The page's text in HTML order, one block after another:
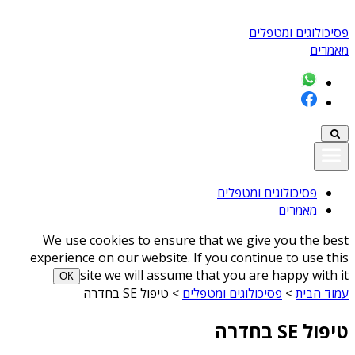
פסיכולוגים ומטפלים
מאמרים
פסיכולוגים ומטפלים
מאמרים
We use cookies to ensure that we give you the best
experience on our website. If you continue to use this
site we will assume that you are happy with it
ОК
עמוד הבית> פסיכולוגים ומטפלים > טיפול SE בחדרה
טיפול SE בחדרה